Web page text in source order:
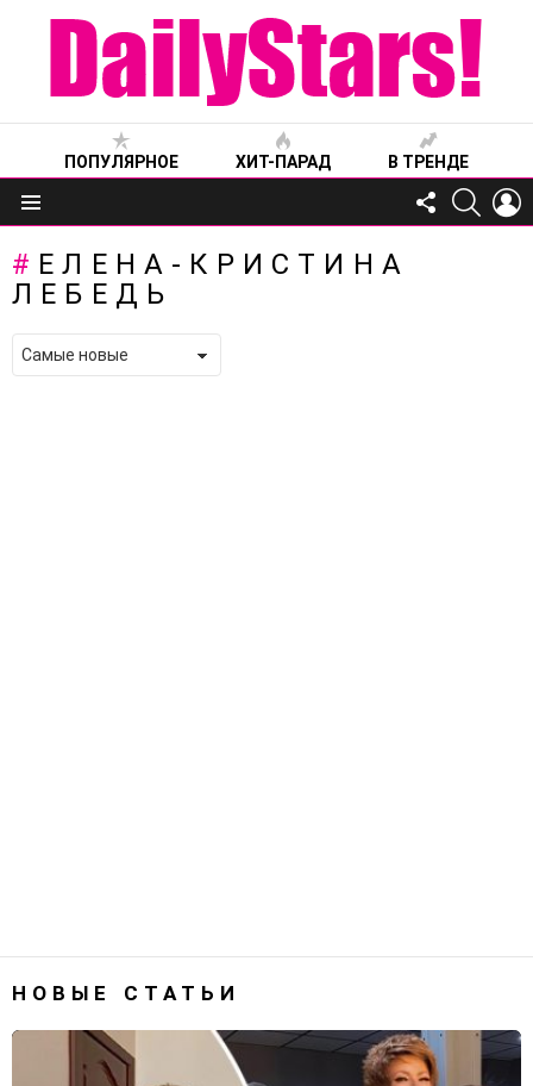
ПОПУЛЯРНОЕ ХИТ-ПАРАД В ТРЕНДЕ
Меню
FOLLOW
US
ЕЛЕНА-КРИСТИНА
ЛЕБЕДЬ
НОВЫЕ СТАТЬИ